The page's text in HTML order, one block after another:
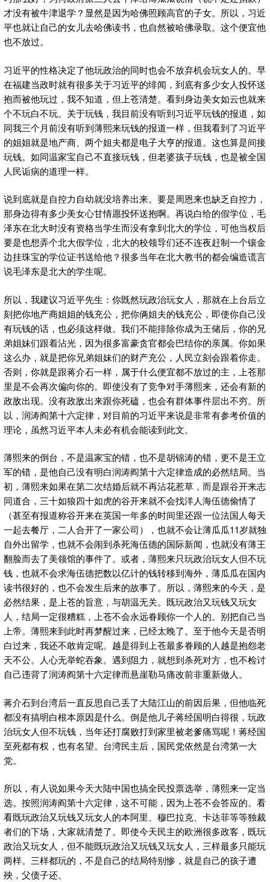
才没有被牛津退学？显然是因为哈佛照顾高官的子女。所以，习近
平也就让自己的女儿去哈佛读书，也自然被哈佛录取。这个便宜他
也不放过。
习近平的性格决定了他玩政治的同时也会不放弃机会玩女人的。早
在福建当政时就有很多关于习近平的绯闻，到底有多少女人投怀送
抱而被他玩过，我不知道，但上苍清楚。看到身边美女如云也就来
个不玩白不玩。关于玩钱，我目前没有听到习近平玩钱的报道，如
同我三个月前没有听到薄熙来玩钱的报道一样，但我看到了习近平
的姐姐就是地产商、两个姐夫都是电子大亨的报道。这也算是间接
玩钱。如同温家宝自己不直接玩钱，但老婆孩子玩钱，也是被全国
人民诟病的道理一样。
说到底就是自控力自幼就没培养出来。要是周恩来也缺乏自控力，
那身边得有多少美女心甘情愿投怀送抱啊。再说白给的假学位，毛
泽东在北大时没有资格当学生而没有拿到北大的学位，可他当权后
要是也想弄个北大假学位，北大的校领导们还不连夜赶制一个镶金
边挂珠宝的学位证书送给他？很多当年在北大教书的都会编造谎言
说毛泽东是北大的学生呢。
所以，我建议习近平先生：你既然玩政治玩女人，那就在上台后立
刻把你地产商姐姐的钱充公，把你俩姐夫的钱充公，即使你自己没
有玩钱的话，也必须这样做。我们不能排除你成为王储后，你的兄
弟姐妹们跟着沾光，因为很多富豪贪官都会巴结你的亲属。你如果
这么办，就是把你兄弟姐妹们的财产充公，人民立刻会跟着你走。
否则，你就是跟蒋介石一样，属于什么便宜都不放过的主，上苍那
里是不会再次偏向你的。即使没有了竞争对手薄熙来，还会有新的
政敌出现。没有政敌出来跟你死磕，也会有群体事件层出不穷。所
以，润涛阎第十六定律，对目前的习近平来说是非常有参考价值的
理论，虽然习近平本人未必有机会能读到此文。
薄熙来的倒台，不是温家宝的错，也不是胡锦涛的错，更不是王立
军的错，是他自己没有明白润涛阎第十六定律造成的必然结局。当
初，薄熙来如果在第二次结婚后就不再沾花惹草，而是跟谷开来志
同道合，三十如狼四十如虎的谷开来就不会找洋人海伍德偷情了
（甚至有报道称谷开来在英国一年多的时间里还跟一位法国人每天
一起去餐厅，二人合开了一家公司），也就不会让薄瓜瓜11岁就独
自外出留学，也就不会闹到杀死海伍德的国际新闻，也就没有薄王
翻脸而去了美领馆的事件了。或者，薄熙来只玩政治玩女人但不玩
钱，也就不会求海伍德把数以亿计的钱转移到海外，薄瓜瓜在国内
读书很好的，也不会发生后来的故事了。所以，薄熙来的今天，是
必然结果，是上苍的旨意，与胡温无关。既玩政治又玩钱又玩女
人，结局一定很糟糕，上苍不会永远眷顾你一个人的。别把自己当
上帝。薄熙来到此时再梦醒过来，已经太晚了。至于他今天是否明
白过来，我还不敢肯定呢。越是得到上苍最多眷顾的人越是抱怨老
天不公。人心无举蛇吞象。遇到阻力，就想到杀死对方，也不检讨
自己违背了润涛阎第十六定律而悬崖勒马痛改前非重新做人。
蒋介石到台湾后一直反思自己丢了大陆江山的前因后果，但他临死
都没有搞明白根本原因是什么。倒是他儿子蒋经国明白得很，玩政
治玩女人但不玩钱，当年还打腐败打到家里被老爹痛骂呢！蒋经国
至死都有权，也有名望。台湾民主后，国民党依然是台湾第一大
党。
所以，有人说如果今天大陆中国也搞全民投票选举，薄熙来一定当
选。按照润涛阎第十六定律，这不可能，因为上苍不会答应的。看
看既玩政治又玩钱又玩女人的本阿里、穆巴拉克、卡达菲等等独裁
者们的下场，大家就清楚了。即使今天民主的欧洲很多政客，既玩
政治又玩女人，但不能既玩政治又玩钱又玩女人，三样最多只能玩
两样。三样都玩的，不是自己的结局特别惨，就是自己的孩子遭
殃，父债子还。